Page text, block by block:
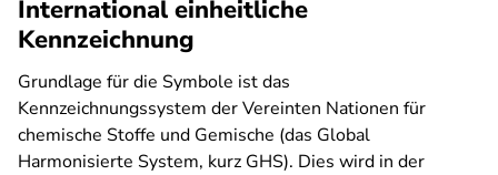
International einheitliche
Kennzeichnung
Grundlage für die Symbole ist das
Kennzeichnungssystem der Vereinten Nationen für
chemische Stoffe und Gemische (das Global
Harmonisierte System, kurz GHS). Dies wird in der